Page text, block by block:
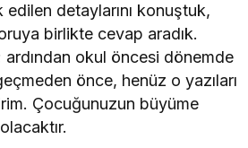
detaylarını konuştuk,
birlikte cevap aradık.
ardından okul öncesi dönemde
önce, henüz o yazıları
Çocuğunuzun büyüme